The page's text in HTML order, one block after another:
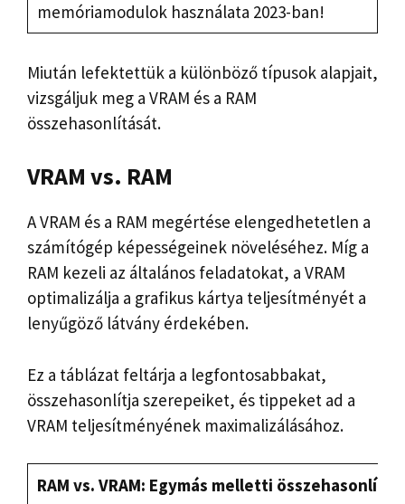
memóriamodulok használata 2023-ban!
Miután lefektettük a különböző típusok alapjait,
vizsgáljuk meg a VRAM és a RAM
összehasonlítását.
VRAM vs. RAM
A VRAM és a RAM megértése elengedhetetlen a
számítógép képességeinek növeléséhez. Míg a
RAM kezeli az általános feladatokat, a VRAM
optimalizálja a grafikus kártya teljesítményét a
lenyűgöző látvány érdekében.
Ez a táblázat feltárja a legfontosabbakat,
összehasonlítja szerepeiket, és tippeket ad a
VRAM teljesítményének maximalizálásához.
RAM vs. VRAM: Egymás melletti összehasonlítás